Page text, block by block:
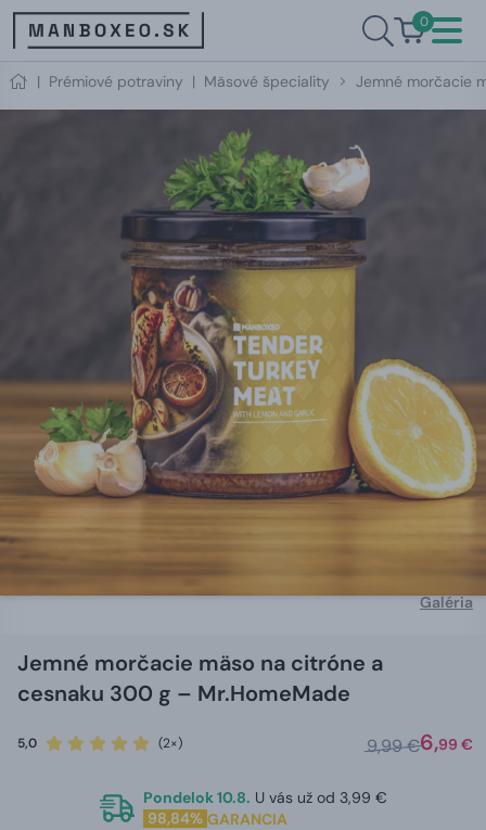
0
| Prémiové potraviny | Mäsové špeciality Jemné morčacie
Galéria
Jemné morčacie mäso na citróne a
cesnaku 300 g – Mr.HomeMade
5,0 (2×) 9,99 €6,99 €
Pondelok 10.8. U vás už od 3,99 €
98,84% GARANCIA